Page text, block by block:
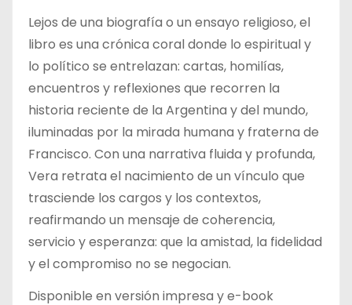
Lejos de una biografía o un ensayo religioso, el
libro es una crónica coral donde lo espiritual y
lo político se entrelazan: cartas, homilías,
encuentros y reflexiones que recorren la
historia reciente de la Argentina y del mundo,
iluminadas por la mirada humana y fraterna de
Francisco. Con una narrativa fluida y profunda,
Vera retrata el nacimiento de un vínculo que
trasciende los cargos y los contextos,
reafirmando un mensaje de coherencia,
servicio y esperanza: que la amistad, la fidelidad
y el compromiso no se negocian.
Disponible en versión impresa y e-book